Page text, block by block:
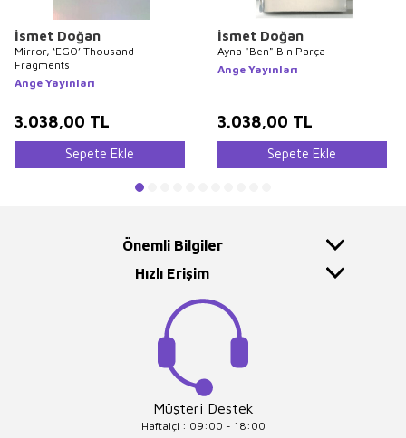
İsmet Doğan
Mirror, ‘EGO’ Thousand
Fragments
Ange Yayınları
3.038,00 TL
Sepete Ekle
İsmet Doğan
Ayna "Ben" Bin Parça
Ange Yayınları
3.038,00 TL
Sepete Ekle
Önemli Bilgiler
Hızlı Erişim
Müşteri Destek
Haftaiçi : 09:00 - 18:00